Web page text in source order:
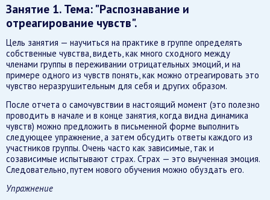
Занятие 1. Тема: "Распознавание и
отреагирование чувств".
Цель занятия — научиться на практике в группе определять
собственные чувства, видеть, как много сходного между
членами группы в переживании отрицательных эмоций, и на
примере одного из чувств понять, как можно отреагировать это
чувство неразрушительным для себя и других образом.
После отчета о самочувствии в настоящий момент (это полезно
проводить в начале и в конце занятия, когда видна динамика
чувств) можно предложить в письменной форме выполнить
следующее упражнение, а затем обсудить ответы каждого из
участников группы. Очень часто как зависимые, так и
созависимые испытывают страх. Страх — это выученная эмоция.
Следовательно, путем нового обучения можно обуздать его.
Упражнение